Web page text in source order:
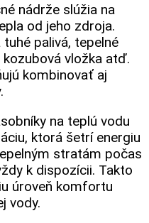
nádrže slúžia na
od jeho zdroja.
palivá, tepelné
vložka atď.
kombinovať aj
na teplú vodu
ktorá šetrí energiu
stratám počas
k dispozícii. Takto
úroveň komfortu
vody.